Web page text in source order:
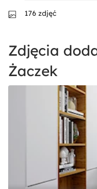
176 zdjęć
Zdjęcia
Żaczek